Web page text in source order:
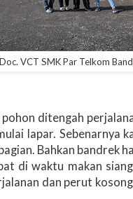
Doc. VCT SMK Par Telkom
ditengah
lapar. Sebenarnya
Bahkan bandrek
di waktu makan
dan perut